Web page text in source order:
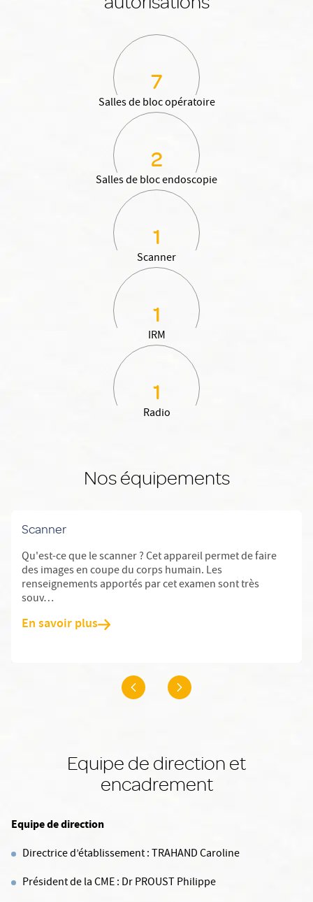
7
Salles de bloc opératoire
2
Salles de bloc endoscopie
1
Scanner
1
IRM
1
Radio
Nos équipements
Scanner
Qu'est-ce que le scanner ? Cet appareil permet de faire
des images en coupe du corps humain. Les
renseignements apportés par cet examen sont très
souv…
En savoir plus
Equipe de direction et
encadrement
Equipe de direction
Directrice d’établissement : TRAHAND Caroline
Président de la CME : Dr PROUST Philippe